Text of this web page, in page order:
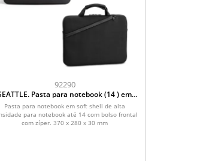
92290
Pasta para notebook (14 ) em
soft shell de alta densidade
Pasta para notebook em soft shell de alta
para notebook até 14 com bolso frontal
com zíper. 370 x 280 x 30 mm